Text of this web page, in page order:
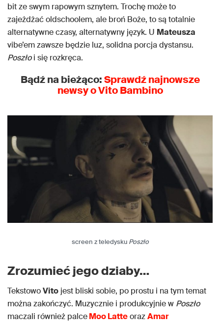
bit ze swym rapowym sznytem. Trochę może to
zajeżdżać oldschoolem, ale broń Boże, to są totalnie
alternatywne czasy, alternatywny język. U Mateusza
vibe’em zawsze będzie luz, solidna porcja dystansu.
Poszłoi się rozkręca.
Bądź na bieżąco:Sprawdź najnowsze
newsy o Vito Bambino
screen z teledysku Poszło
Zrozumieć jego dziaby…
TekstowoVito jest bliski sobie, po prostu i na tym temat
można zakończyć. Muzycznie i produkcyjnie w Poszło
maczali również palceMoo LatteorazAmar